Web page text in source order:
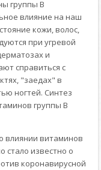
группы В
влияние на наш
кожи, волос,
при угревой
и
справиться с
"заедах" в
ногтей. Синтез
группы В
влиянии витаминов
стало известно о
коронавирусной